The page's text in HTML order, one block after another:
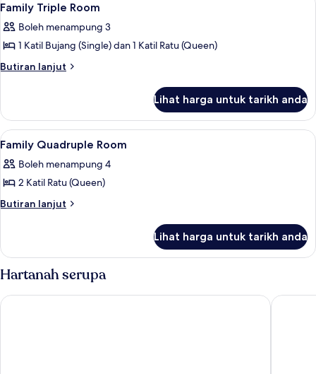
Window
with
Window
semua
foto
untuk
Family
4
Family Triple Room
Boleh menampung 3
1 Katil Bujang (Single) dan 1 Katil Ratu (Queen)
Butiran lanjut
Butiran
Triple
Room
Lihat harga untuk tarikh anda
Lihat
semua
foto
untuk
Family
1 bilik tidur, meja, kalis bunyi,
5
Family Quadruple Room
Boleh menampung 4
2 Katil Ratu (Queen)
Butiran lanjut
Butiran
Quadruple
Room
Lihat harga untuk tarikh anda
Hartanah serupa
Casa Bonita Hotel